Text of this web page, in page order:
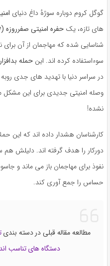
گوگل کروم دوباره سوژهٔ داغ دنیای
های تازه، یک حفره امنیتی صفرروزه (Zero-Day)
شناسایی شده که مهاجمان از آن
سوءاستفاده کرده اند. این حمله
در سراسر دنیا با تهدید های جدی
وصله امنیتی جدیدی برای این مشکل
نشده!
کارشناسان هشدار داده اند که این
دورکار را هدف گرفته اند. دلیلش هم
نفوذ برای مهاجمان باز می ماند و
حساس را جمع آوری کند.
مطالعه مقاله قبلی در دسته بندی
دستگاه های تناسب